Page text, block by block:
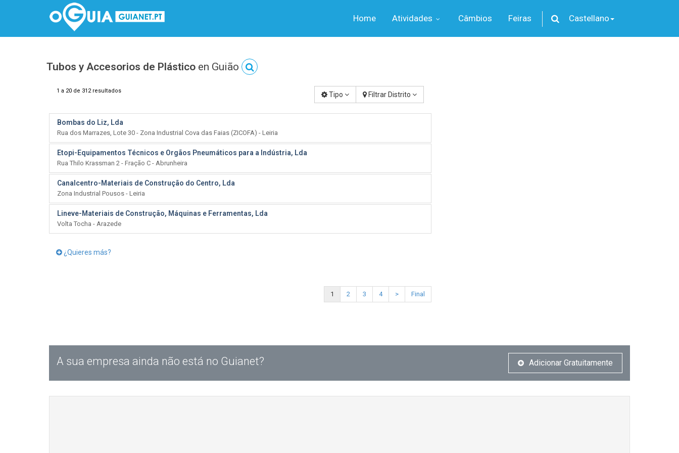
Home Atividades Câmbios Feiras Castellano
Tubos y Accesorios de Plástico en Guião
1 a 20 de 312 resultados Tipo Filtrar Distrito
Bombas do Liz, Lda
Rua dos Marrazes, Lote 30 - Zona Industrial Cova das Faias (ZICOFA) - Leiria
Etopi-Equipamentos Técnicos e Orgãos Pneumáticos para a Indústria, Lda
Rua Thilo Krassman 2 - Fração C - Abrunheira
Canalcentro-Materiais de Construção do Centro, Lda
Zona Industrial Pousos - Leiria
Lineve-Materiais de Construção, Máquinas e Ferramentas, Lda
Volta Tocha - Arazede
¿Quieres más?
1 2 3 4 > Final
A sua empresa ainda não está no Guianet? Adicionar Gratuitamente